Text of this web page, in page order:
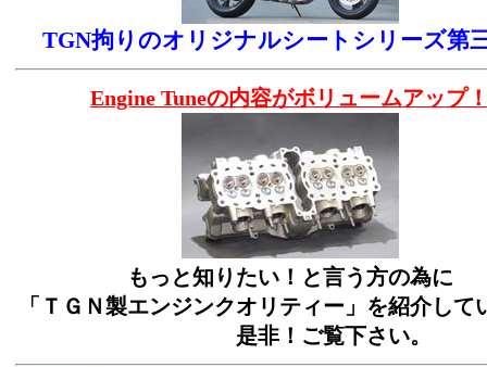
TGN拘りのオリジナルシートシリーズ第
Engine Tuneの内容がボリュームアップ
もっと知りたい！と言う方の為に
「ＴＧＮ製エンジンクオリティー」を紹介して
是非！ご覧下さい。